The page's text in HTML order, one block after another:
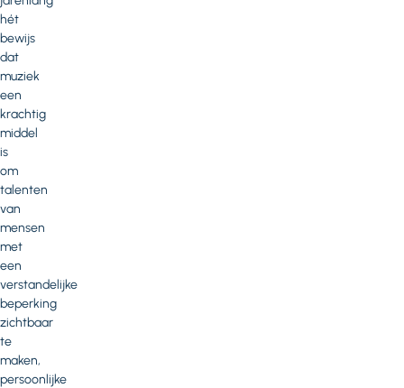
hét
bewijs
dat
muziek
een
krachtig
middel
is
om
talenten
van
mensen
met
een
verstandelijke
beperking
zichtbaar
te
maken,
persoonlijke